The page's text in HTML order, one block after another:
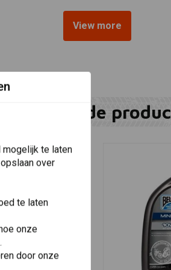
View more
Gerelateerde
mogelijk te laten
over
te laten
onze
door onze